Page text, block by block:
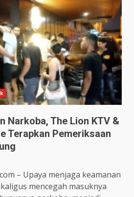
Narkoba, The Lion KTV &
Terapkan Pemeriksaan
– Upaya menjaga keamanan
mencegah masuknya